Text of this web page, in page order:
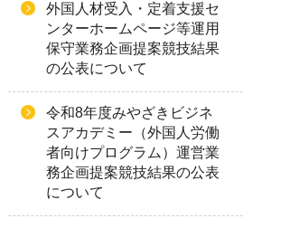
外国人材受入・定着支援セ
ンターホームページ等運用
保守業務企画提案競技結果
の公表について
令和8年度みやざきビジネ
スアカデミー（外国人労働
者向けプログラム）運営業
務企画提案競技結果の公表
について